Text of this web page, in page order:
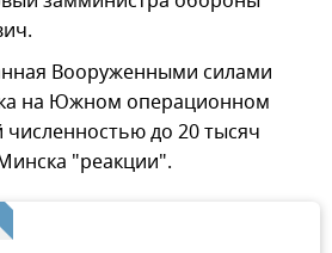
Вооруженными силами
на Южном операционном
до 20 тысяч
"реакции".